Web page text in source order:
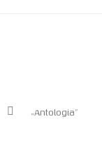
„Antologia”